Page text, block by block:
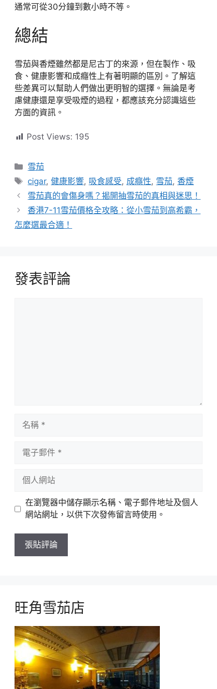
通常可從30分鐘到數小時不等。
總結
雪茄與香煙雖然都是尼古丁的來源，但在製作、吸
食、健康影響和成癮性上有著明顯的區別。了解這
些差異可以幫助人們做出更明智的選擇。無論是考
慮健康還是享受吸煙的過程，都應該充分認識這些
方面的資訊。
Post Views: 195
分
類
雪茄
標
籤
cigar,健康影響, 吸食感受, 成癮性, 雪茄, 香煙
雪茄真的會傷身嗎？揭開抽雪茄的真相與迷思！
香港7-11雪茄價格全攻略：從小雪茄到高希霸，
怎麼選最合適！
發表評論
站
在瀏覽器中儲存顯示名稱、電子郵件地址及個人
網站網址，以供下次發佈留言時使用。
旺角雪茄店